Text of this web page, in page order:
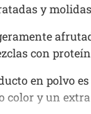
y
con
en polvo
color y un